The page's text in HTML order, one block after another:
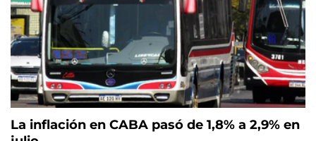
La inflación en CABA pasó de 1,8% a 2,9% en